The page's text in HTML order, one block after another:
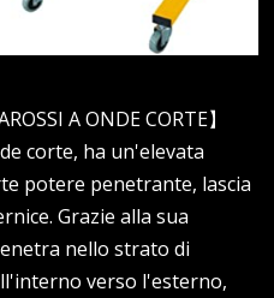
A ONDE CORTE】
corte, ha un'elevata
potere penetrante, lascia
Grazie alla sua
nello strato di
verso l'esterno,